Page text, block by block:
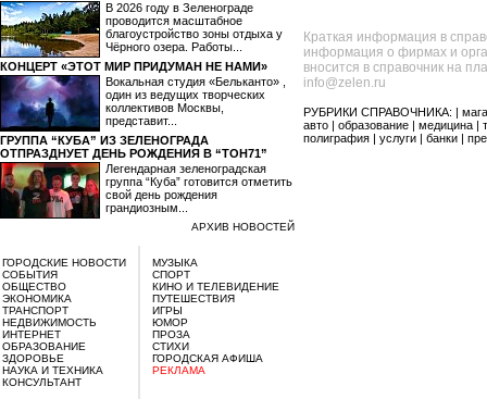
В 2026 году в Зеленограде
проводится масштабное
благоустройство зоны отдыха у
Чёрного озера. Работы...
КОНЦЕРТ «ЭТОТ МИР ПРИДУМАН НЕ НАМИ»
Вокальная студия «Бельканто» ,
один из ведущих творческих
коллективов Москвы,
представит...
ГРУППА “КУБА” ИЗ ЗЕЛЕНОГРАДА
ОТПРАЗДНУЕТ ДЕНЬ РОЖДЕНИЯ В “ТОН71”
Легендарная зеленоградская
группа “Куба” готовится отметить
свой день рождения
грандиозным...
АРХИВ НОВОСТЕЙ
ГОРОДСКИЕ НОВОСТИ
СОБЫТИЯ
ОБЩЕСТВО
ЭКОНОМИКА
ТРАНСПОРТ
НЕДВИЖИМОСТЬ
ИНТЕРНЕТ
ОБРАЗОВАНИЕ
ЗДОРОВЬЕ
НАУКА И ТЕХНИКА
КОНСУЛЬТАНТ
МУЗЫКА
СПОРТ
КИНО И ТЕЛЕВИДЕНИЕ
ПУТЕШЕСТВИЯ
ИГРЫ
ЮМОР
ПРОЗА
СТИХИ
ГОРОДСКАЯ АФИША
РЕКЛАМА
Краткая информация в
информация о фирмах и
вносится в справочник на
info@zelen.ru
РУБРИКИ СПРАВОЧНИКА: |
авто
образование медицина
полиграфия
услуги банки